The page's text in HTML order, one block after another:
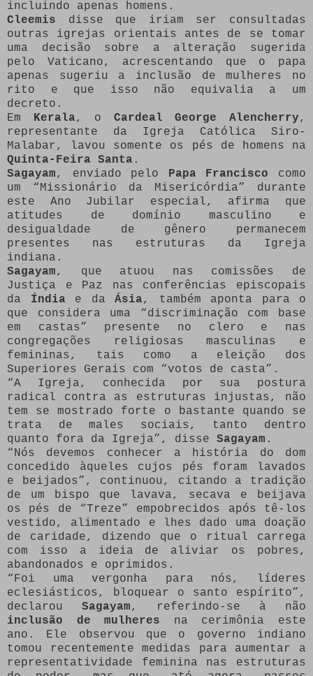
incluindo apenas homens.
Cleemis disse que iriam ser consultadas
outras igrejas orientais antes de se tomar
uma decisão sobre a alteração sugerida
pelo Vaticano, acrescentando que o papa
apenas sugeriu a inclusão de mulheres no
rito e que isso não equivalia a um
decreto.
Em Kerala, o Cardeal George Alencherry,
representante da Igreja Católica Siro-
Malabar, lavou somente os pés de homens na
Quinta-Feira Santa .
Sagayam, enviado pelo Papa Francisco como
um “Missionário da Misericórdia” durante
este Ano Jubilar especial, afirma que
atitudes de domínio masculino e
desigualdade de gênero permanecem
presentes nas estruturas da Igreja
indiana.
Sagayam, que atuou nas comissões de
Justiça e Paz nas conferências episcopais
da Índia e da Ásia, também aponta para o
que considera uma “discriminação com base
em castas” presente no clero e nas
congregações religiosas masculinas e
femininas, tais como a eleição dos
Superiores Gerais com “votos de casta”.
“A Igreja, conhecida por sua postura
radical contra as estruturas injustas, não
tem se mostrado forte o bastante quando se
trata de males sociais, tanto dentro
quanto fora da Igreja”, disse Sagayam .
“Nós devemos conhecer a história do dom
concedido àqueles cujos pés foram lavados
e beijados”, continuou, citando a tradição
de um bispo que lavava, secava e beijava
os pés de “Treze” empobrecidos após tê-los
vestido, alimentado e lhes dado uma doação
de caridade, dizendo que o ritual carrega
com isso a ideia de aliviar os pobres,
abandonados e oprimidos.
“Foi uma vergonha para nós, líderes
eclesiásticos, bloquear o santo espírito”,
declarou Sagayam, referindo-se à não
inclusão de mulheres na cerimônia este
ano. Ele observou que o governo indiano
tomou recentemente medidas para aumentar a
representatividade feminina nas estruturas